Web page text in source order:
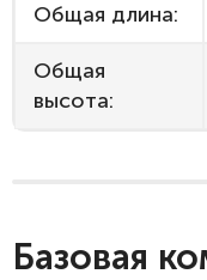
Общая длина:
Общая
высота:
Базовая